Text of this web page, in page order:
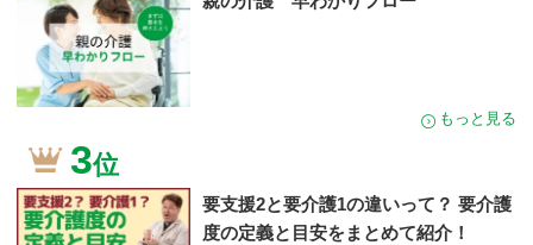
もっと見る
3位
要支援2と要介護1の違いって？ 要介護
度の定義と目安をまとめて紹介！